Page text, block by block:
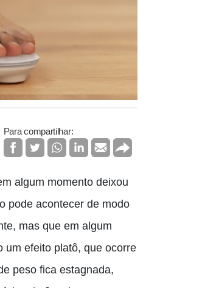
Para compartilhar:
algum momento deixou
pode acontecer de modo
mas que em algum
um efeito platô, que ocorre
peso fica estagnada,